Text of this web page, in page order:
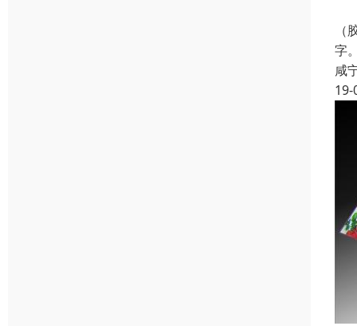
字
咸
19-